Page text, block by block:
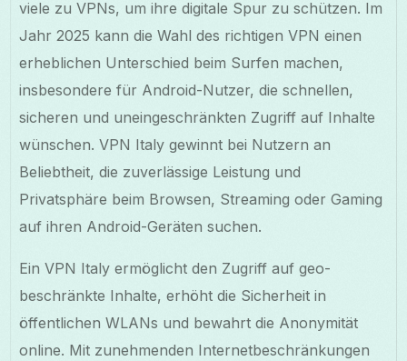
viele zu VPNs, um ihre digitale Spur zu schützen. Im
Jahr 2025 kann die Wahl des richtigen VPN einen
erheblichen Unterschied beim Surfen machen,
insbesondere für Android-Nutzer, die schnellen,
sicheren und uneingeschränkten Zugriff auf Inhalte
wünschen. VPN Italy gewinnt bei Nutzern an
Beliebtheit, die zuverlässige Leistung und
Privatsphäre beim Browsen, Streaming oder Gaming
auf ihren Android-Geräten suchen.
Ein VPN Italy ermöglicht den Zugriff auf geo-
beschränkte Inhalte, erhöht die Sicherheit in
öffentlichen WLANs und bewahrt die Anonymität
online. Mit zunehmenden Internetbeschränkungen